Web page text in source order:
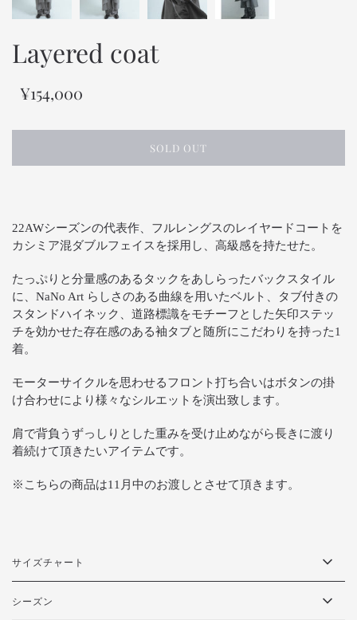
Layered coat
¥154,000
SOLD OUT
22AWシーズンの代表作、フルレングスのレイヤードコートを
カシミア混ダブルフェイスを採用し、高級感を持たせた。
たっぷりと分量感のあるタックをあしらったバックスタイル
に、NaNo Art らしさのある曲線を用いたベルト、タブ付きの
スタンドハイネック、道路標識をモチーフとした矢印ステッ
チを効かせた存在感のある袖タブと随所にこだわりを持った1
着。
モーターサイクルを思わせるフロント打ち合いはボタンの掛
け合わせにより様々なシルエットを演出致します。
肩で背負うずっしりとした重みを受け止めながら長きに渡り
着続けて頂きたいアイテムです。
※こちらの商品は11月中のお渡しとさせて頂きます。
サイズチャート
シーズン